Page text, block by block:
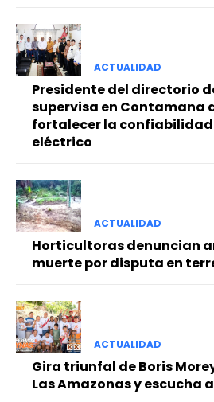
ACTUALIDAD
Presidente del directorio
supervisa en Contamana
fortalecer la confiabilidad
eléctrico
ACTUALIDAD
Horticultoras denuncian
muerte por disputa en
ACTUALIDAD
Gira triunfal de Boris
Las Amazonas y escucha